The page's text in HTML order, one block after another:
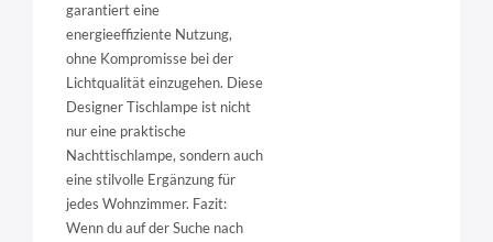
garantiert eine
energieeffiziente Nutzung,
ohne Kompromisse bei der
Lichtqualität einzugehen. Diese
Designer Tischlampe ist nicht
nur eine praktische
Nachttischlampe, sondern auch
eine stilvolle Ergänzung für
jedes Wohnzimmer. Fazit:
Wenn du auf der Suche nach